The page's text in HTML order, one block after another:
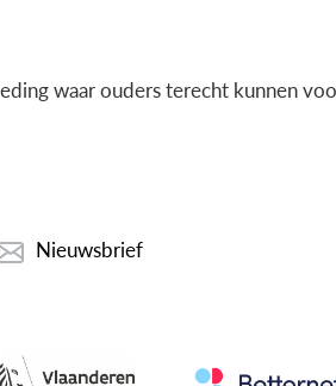
waar ouders terecht kunnen
Nieuwsbrief